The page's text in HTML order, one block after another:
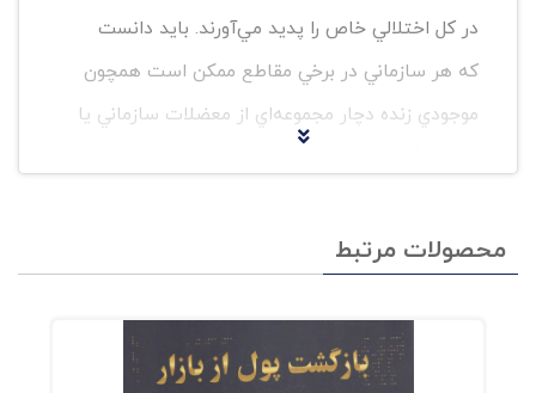
در کل اختلالي خاص را پديد مي‌آورند. بايد دانست
که هر سازماني در برخي مقاطع ممکن است همچون
موجودي زنده دچار مجموعه‌اي از معضلات سازماني يا
علائم هشداردهنده توجه کنند، و هم بدانند با ديدن
شاهد چه رويدادهايي در سازمان باشند.
محصولات مرتبط